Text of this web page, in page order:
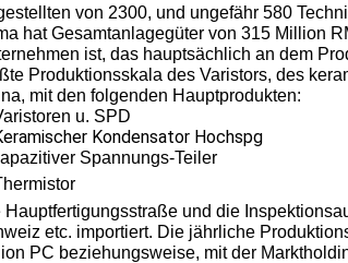
von 2300, und ungefähr 580
hat Gesamtanlagegüter von 315 Million
ist, das hauptsächlich an dem
Produktionsskala des Varistors, des
mit den folgenden Hauptprodukten:
u. SPD
Kondensator Hochspg
Spannungs-Teiler
Hauptfertigungsstraße und die
etc. importiert. Die jährliche
PC beziehungsweise, mit der